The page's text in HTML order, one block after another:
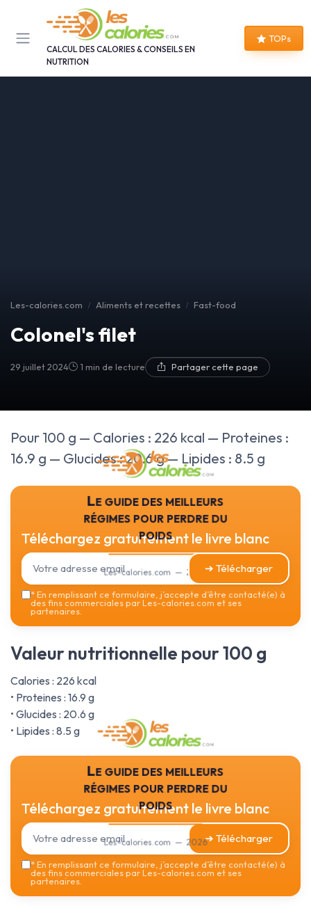
CALCUL DES CALORIES & CONSEILS EN
NUTRITION
TOPs
Les-calories.com Aliments et recettes Fast-food
Colonel's filet
29 juillet 2024 1 min de lecture Partager cette page
Pour 100 g — Calories : 226 kcal — Proteines :
16.9 g — Glucides : 20.6 g — Lipides : 8.5 g
Le guide des meilleurs
régimes pour perdre du
poids
Les-calories.com — 2026
Téléchargez gratuitement le livre blanc
➔ Télécharger
*En remplissant ce formulaire, j’accepte d’être contacté(e) à
des fins commerciales par Les-calories.com et ses
partenaires.
Valeur nutritionnelle pour 100 g
Calories : 226 kcal
• Proteines : 16.9 g
• Glucides : 20.6 g
• Lipides : 8.5 g
Le guide des meilleurs
régimes pour perdre du
poids
Les-calories.com — 2026
Téléchargez gratuitement le livre blanc
➔ Télécharger
*En remplissant ce formulaire, j’accepte d’être contacté(e) à
des fins commerciales par Les-calories.com et ses
partenaires.
Panneau de gestion des cookies